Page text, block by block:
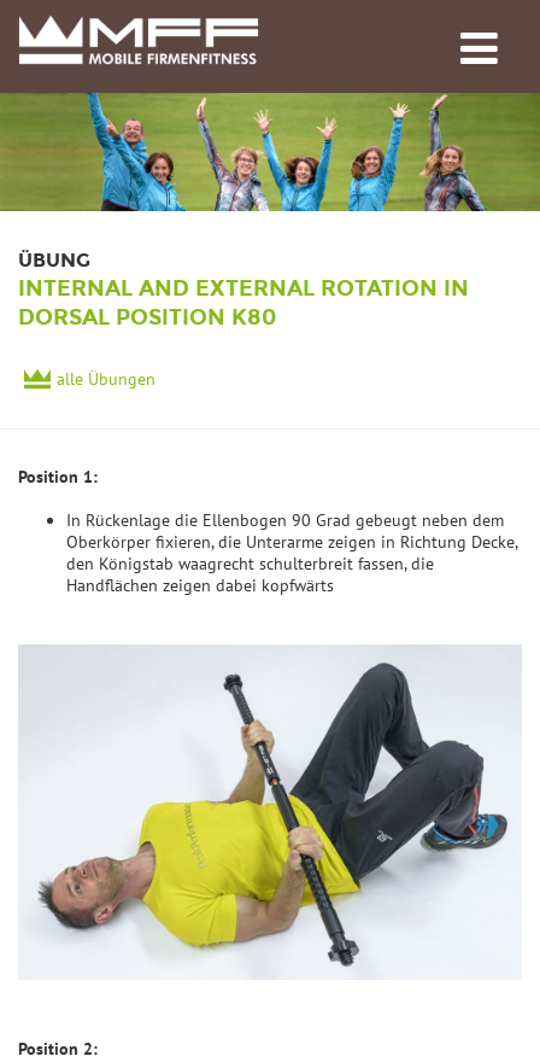
ÜBUNG
INTERNAL AND EXTERNAL ROTATION IN
DORSAL POSITION K80
alle Übungen
Position 1:
In Rückenlage die Ellenbogen 90 Grad gebeugt neben dem
Oberkörper fixieren, die Unterarme zeigen in Richtung Decke,
den Königstab waagrecht schulterbreit fassen, die
Handflächen zeigen dabei kopfwärts
Position 2: